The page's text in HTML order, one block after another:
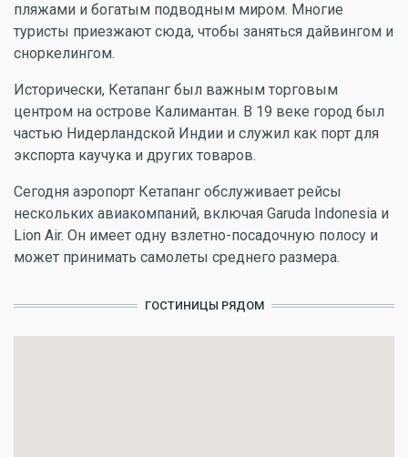
пляжами и богатым подводным миром. Многие
туристы приезжают сюда, чтобы заняться дайвингом и
сноркелингом.
Исторически, Кетапанг был важным торговым
центром на острове Калимантан. В 19 веке город был
частью Нидерландской Индии и служил как порт для
экспорта каучука и других товаров.
Сегодня аэропорт Кетапанг обслуживает рейсы
нескольких авиакомпаний, включая Garuda Indonesia и
Lion Air. Он имеет одну взлетно-посадочную полосу и
может принимать самолеты среднего размера.
ГОСТИНИЦЫ РЯДОМ